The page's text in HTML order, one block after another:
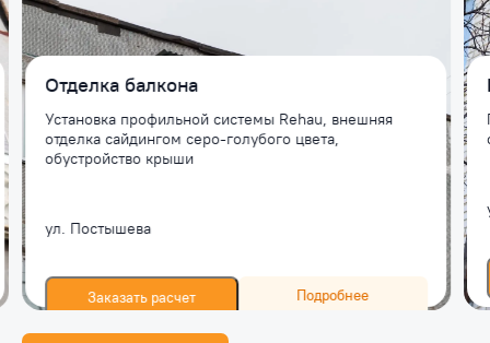
Отделка балкона
Установка профильной системы Rehau, внешняя
отделка сайдингом серо-голубого цвета,
обустройство крыши
ул. Постышева
Заказать расчет Подробнее